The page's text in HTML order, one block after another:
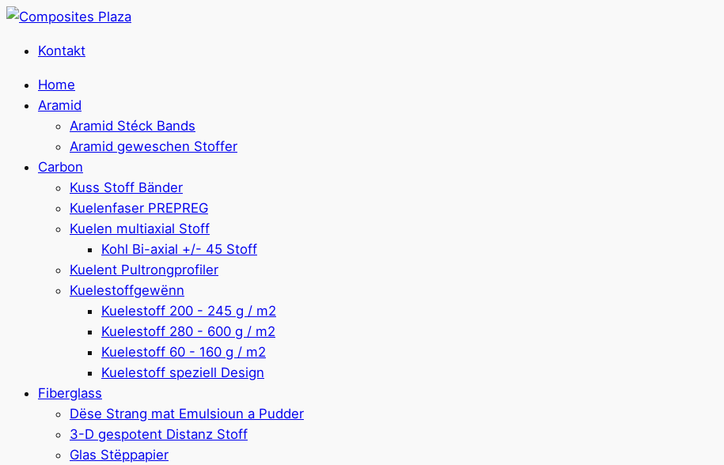
Kontakt
Home
Aramid
Aramid Stéck Bands
Aramid geweschen Stoffer
Carbon
Kuss Stoff Bänder
Kuelenfaser PREPREG
Kuelen multiaxial Stoff
Kohl Bi-axial +/- 45 Stoff
Kuelent Pultrongprofiler
Kuelestoffgewënn
Kuelestoff 200 - 245 g / m2
Kuelestoff 280 - 600 g / m2
Kuelestoff 60 - 160 g / m2
Kuelestoff speziell Design
Fiberglass
Dëse Strang mat Emulsioun a Pudder
3-D gespotent Distanz Stoff
Glas Stëppapier